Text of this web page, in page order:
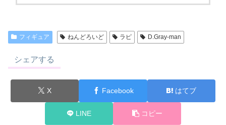
フィギュア ねんどろいど ラピ D.Gray-man
シェアする
X Facebook はてブ
LINE コピー